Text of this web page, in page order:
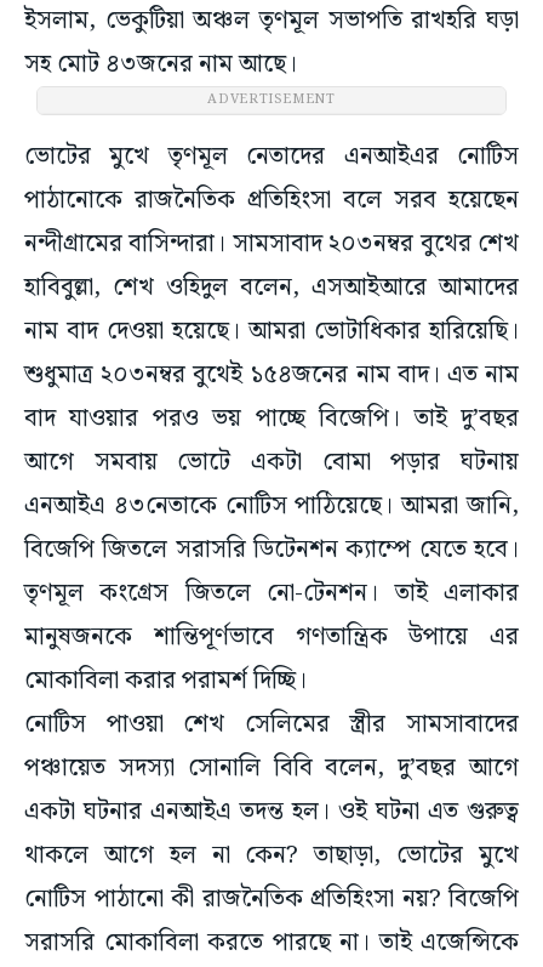
ইসলাম, ভেকুটিয়া অঞ্চল তৃণমূল সভাপতি রাখহরি ঘড়া
সহ মোট ৪৩জনের নাম আছে।
ADVERTISEMENT
ভোটের মুখে তৃণমূল নেতাদের এনআইএর নোটিস
পাঠানোকে রাজনৈতিক প্রতিহিংসা বলে সরব হয়েছেন
নন্দীগ্রামের বাসিন্দারা। সামসাবাদ ২০৩নম্বর বুথের শেখ
হাবিবুল্লা, শেখ ওহিদুল বলেন, এসআইআরে আমাদের
নাম বাদ দেওয়া হয়েছে। আমরা ভোটাধিকার হারিয়েছি।
শুধুমাত্র ২০৩নম্বর বুথেই ১৫৪জনের নাম বাদ। এত নাম
বাদ যাওয়ার পরও ভয় পাচ্ছে বিজেপি। তাই দু’বছর
আগে সমবায় ভোটে একটা বোমা পড়ার ঘটনায়
এনআইএ ৪৩নেতাকে নোটিস পাঠিয়েছে। আমরা জানি,
বিজেপি জিতলে সরাসরি ডিটেনশন ক্যাম্পে যেতে হবে।
তৃণমূল কংগ্রেস জিতলে নো-টেনশন। তাই এলাকার
মানুষজনকে শান্তিপূর্ণভাবে গণতান্ত্রিক উপায়ে এর
মোকাবিলা করার পরামর্শ দিচ্ছি।
নোটিস পাওয়া শেখ সেলিমের স্ত্রীর সামসাবাদের
পঞ্চায়েত সদস্যা সোনালি বিবি বলেন, দু’বছর আগে
একটা ঘটনার এনআইএ তদন্ত হল। ওই ঘটনা এত গুরুত্ব
থাকলে আগে হল না কেন? তাছাড়া, ভোটের মুখে
নোটিস পাঠানো কী রাজনৈতিক প্রতিহিংসা নয়? বিজেপি
সরাসরি মোকাবিলা করতে পারছে না। তাই এজেন্সিকে